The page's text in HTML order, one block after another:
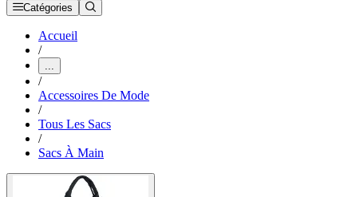
Catégories
Accueil
/
...
/
Accessoires De Mode
/
Tous Les Sacs
/
Sacs À Main